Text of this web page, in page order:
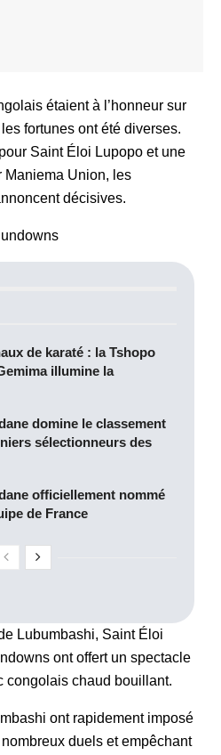
étaient à l’honneur sur
fortunes ont été diverses.
Saint Éloi Lupopo et une
Maniema Union, les
décisives.
de karaté : la Tshopo
illumine la
domine le classement
sélectionneurs des
officiellement nommé
de France
Lubumbashi, Saint Éloi
ont offert un spectacle
congolais chaud bouillant.
ont rapidement imposé
duels et empêchant